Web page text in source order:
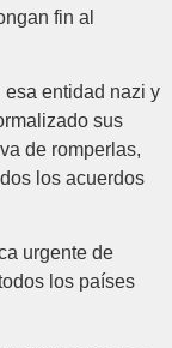
fin al
esa entidad nazi y
sus
de romperlas,
los acuerdos
urgente de
los países